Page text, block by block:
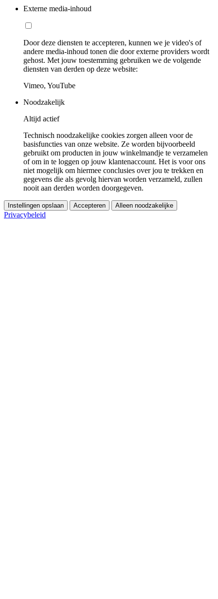
Externe media-inhoud
Door deze diensten te accepteren, kunnen we je video's of
andere media-inhoud tonen die door externe providers wordt
gehost. Met jouw toestemming gebruiken we de volgende
diensten van derden op deze website:
Vimeo, YouTube
Noodzakelijk
Altijd actief
Technisch noodzakelijke cookies zorgen alleen voor de
basisfuncties van onze website. Ze worden bijvoorbeeld
gebruikt om producten in jouw winkelmandje te verzamelen
of om in te loggen op jouw klantenaccount. Het is voor ons
niet mogelijk om hiermee conclusies over jou te trekken en
gegevens die als gevolg hiervan worden verzameld, zullen
nooit aan derden worden doorgegeven.
Instellingen opslaan Accepteren Alleen noodzakelijke
Privacybeleid